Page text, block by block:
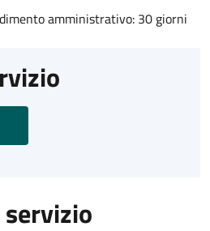
amministrativo: 30 giorni